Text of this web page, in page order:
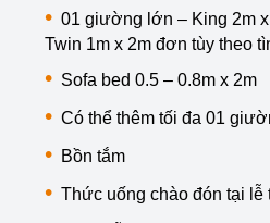
01 giường lớn – King 2m
Twin 1m x 2m đơn tùy theo
Sofa bed 0.5 – 0.8m x 2m
Có thể thêm tối đa 01
Bồn tắm
Thức uống chào đón tại lễ